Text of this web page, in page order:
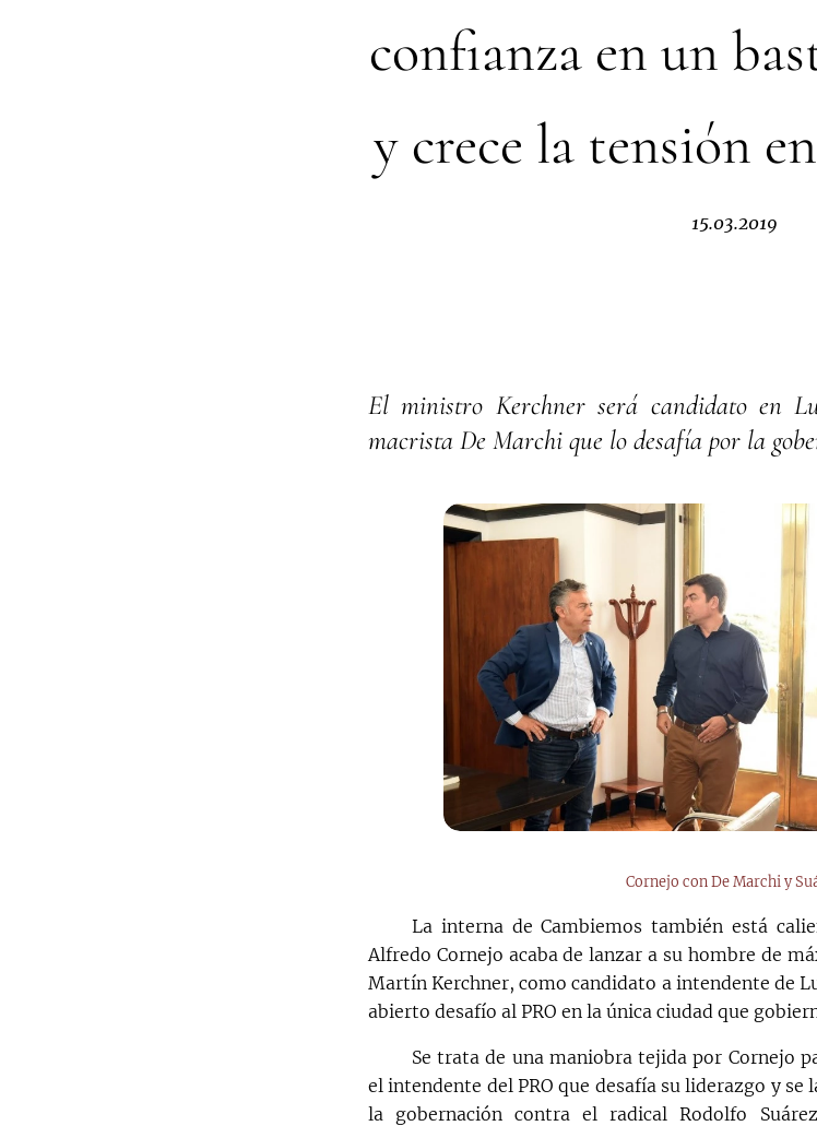
confianza en un
y crece la tensión
15.03.2019
El ministro Kerchner será candidato en
macrista De Marchi que lo desafía por la
Cornejo con De Marchi y
La interna de Cambiemos también está
Alfredo Cornejo acaba de lanzar a su hombre de
Martín Kerchner, como candidato a intendente de
abierto desafío al PRO en la única ciudad que
Se trata de una maniobra tejida por Cornejo
el intendente del PRO que desafía su liderazgo y
la gobernación contra el radical Rodolfo